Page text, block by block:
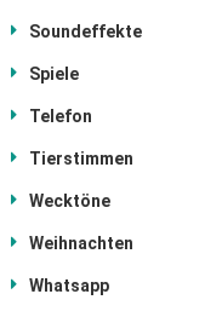
Soundeffekte
Spiele
Telefon
Tierstimmen
Wecktöne
Weihnachten
Whatsapp